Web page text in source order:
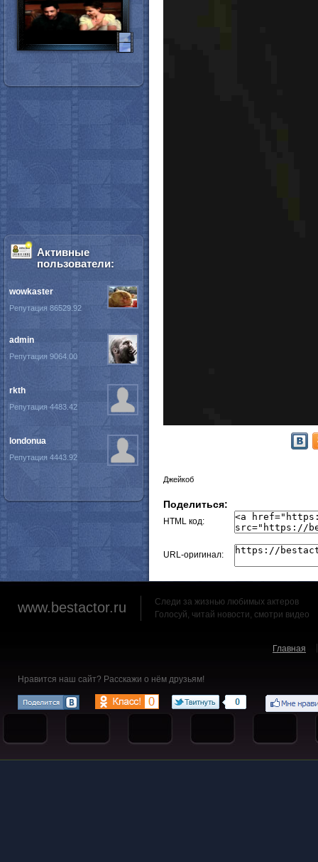
Джейкоб
Поделиться:
HTML код:
URL-оригинал:
Активные
пользователи:
wowkaster
Репутация 86529.92
admin
Репутация 9064.00
rkth
Репутация 4483.42
londonua
Репутация 4443.92
www.bestactor.ru
Следи за жизнью любимых актеров
Голосуй, читай новости, смотри видео
Главная
Нравится наш сайт? Расскажи о нём друзьям!